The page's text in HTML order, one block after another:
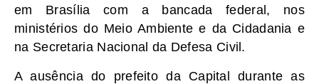
em Brasília com a bancada federal, nos
ministérios do Meio Ambiente e da Cidadania e
na Secretaria Nacional da Defesa Civil.
A ausência do prefeito da Capital durante as